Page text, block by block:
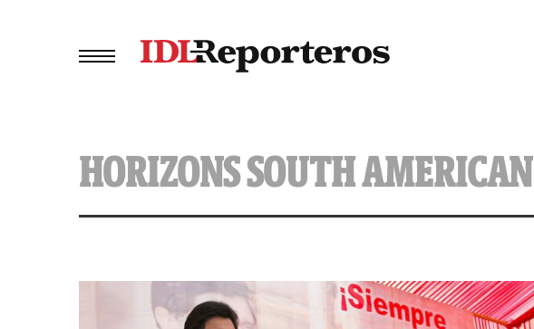
HORIZONS SOUTH AMERICAN